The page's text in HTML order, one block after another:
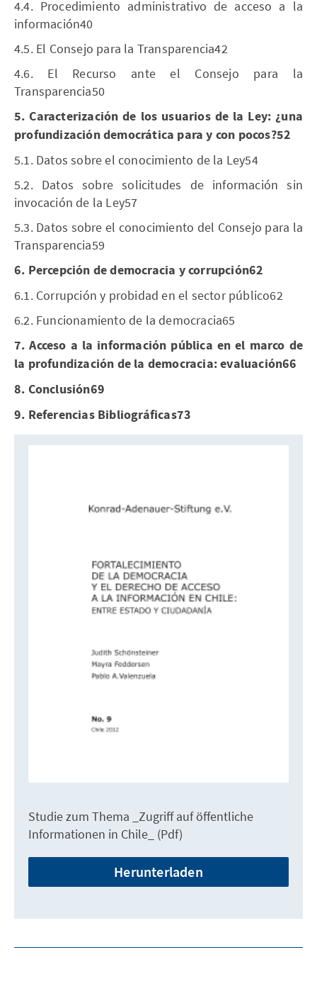
4.4. Procedimiento administrativo de acceso a la
información40
4.5. El Consejo para la Transparencia42
4.6. El Recurso ante el Consejo para la
Transparencia50
5. Caracterización de los usuarios de la Ley: ¿una
profundización democrática para y con pocos?52
5.1. Datos sobre el conocimiento de la Ley54
5.2. Datos sobre solicitudes de información sin
invocación de la Ley57
5.3. Datos sobre el conocimiento del Consejo para la
Transparencia59
6. Percepción de democracia y corrupción62
6.1. Corrupción y probidad en el sector público62
6.2. Funcionamiento de la democracia65
7. Acceso a la información pública en el marco de
la profundización de la democracia: evaluación66
8. Conclusión69
9. Referencias Bibliográficas73
Studie zum Thema _Zugriff auf öffentliche
Informationen in Chile_ (Pdf)
Herunterladen